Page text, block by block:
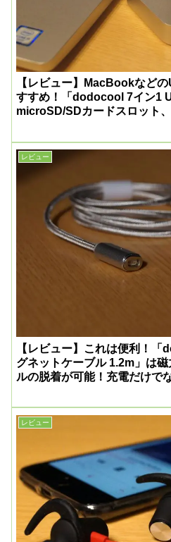
【レビュー】MacBookなど
すすめ！「dodocool 7イン1
microSD/SDカードスロット
USB-Cポートなどの便利な機
利なハブ！
レビュー
【レビュー】これは便利！
グネットケーブル 1.2m」は
ルの脱着が可能！充電だけで
レビュー